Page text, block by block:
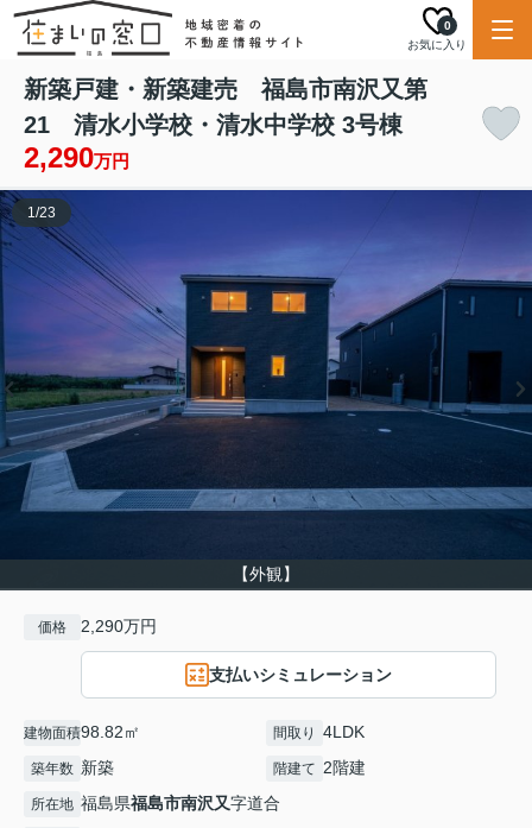
お気に入り
0
新築戸建・新築建売 福島市南沢又第
21 清水小学校・清水中学校 3号棟
2,290万円
【外観】
1/23
価格 2,290万円
支払いシミュレーション
建物面積98.82㎡ 間取り 4LDK
築年数 新築 階建て 2階建
所在地 福島県福島市南沢又字道合